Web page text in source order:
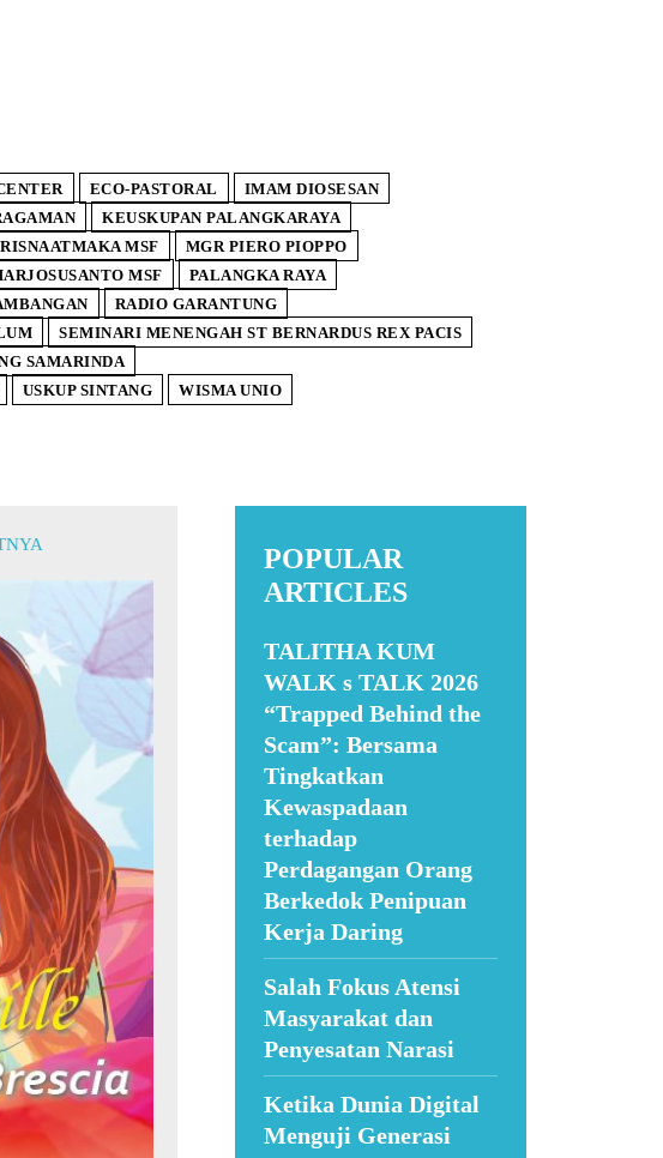
ECO-PASTORAL
IMAM DIOSESAN
KEUSKUPAN PALANGKARAYA
MSF
MGR PIERO PIOPPO
MSF
PALANGKA RAYA
RADIO GARANTUNG
SEMINARI MENENGAH ST BERNARDUS REX PACIS
SAMARINDA
USKUP SINTANG WISMA UNIO
POPULAR
ARTICLES
TALITHA KUM
WALK s TALK 2026
“Trapped Behind the
Scam”: Bersama
Tingkatkan
Kewaspadaan
terhadap
Perdagangan Orang
Berkedok Penipuan
Kerja Daring
Salah Fokus Atensi
Masyarakat dan
Penyesatan Narasi
Ketika Dunia Digital
Menguji Generasi